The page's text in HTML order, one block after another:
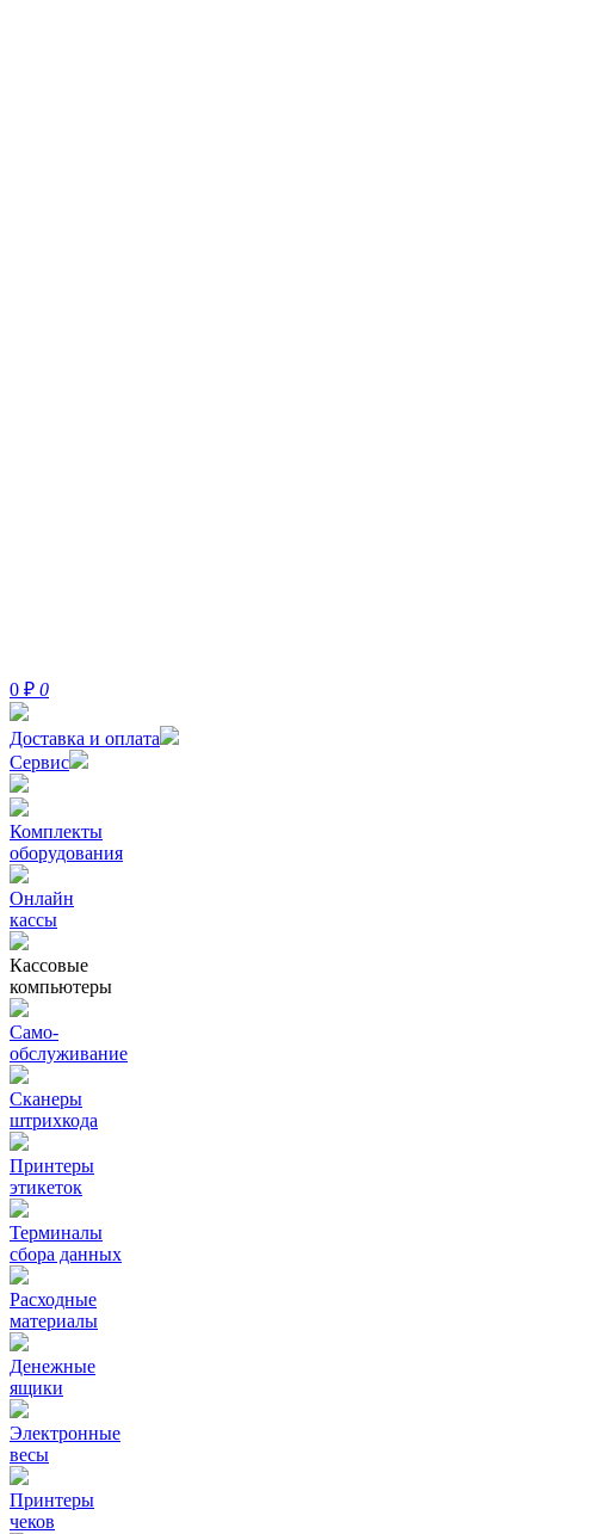
0 ₽ 0
Доставка и оплата
Сервис
Комплекты
оборудования
Онлайн
кассы
Кассовые
компьютеры
Само-
обслуживание
Сканеры
штрихкода
Принтеры
этикеток
Терминалы
сбора данных
Расходные
материалы
Денежные
ящики
Электронные
весы
Принтеры
чеков